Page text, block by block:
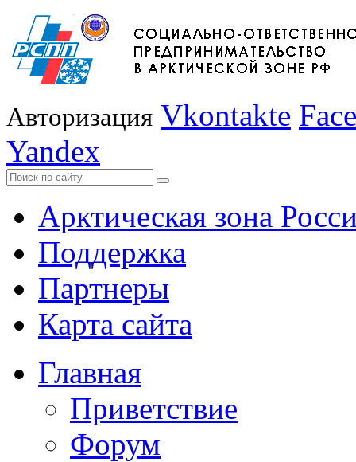
Авторизация Vkontakte
Yandex
Арктическая зона
Поддержка
Партнеры
Карта сайта
Главная
Приветствие
Форум